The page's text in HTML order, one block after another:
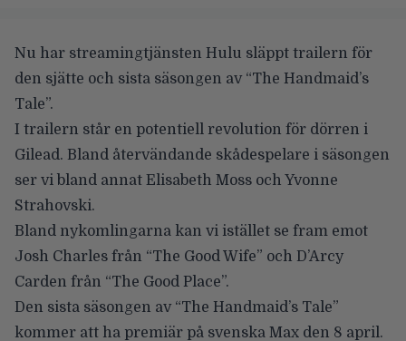
Nu har streamingtjänsten Hulu släppt trailern för
den sjätte och sista säsongen av “The Handmaid’s
Tale”.
I trailern står en potentiell revolution för dörren i
Gilead. Bland återvändande skådespelare i säsongen
ser vi bland annat Elisabeth Moss och Yvonne
Strahovski.
Bland nykomlingarna kan vi istället se fram emot
Josh Charles från “The Good Wife” och D’Arcy
Carden från “The Good Place”.
Den sista säsongen av “The Handmaid’s Tale”
kommer att ha premiär på svenska Max den 8 april.